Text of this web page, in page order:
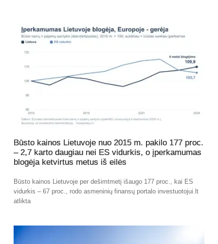
Būsto kainos Lietuvoje nuo 2015 m. pakilo 177 proc.
– 2,7 karto daugiau nei ES vidurkis, o įperkamumas
blogėja ketvirtus metus iš eilės
Būsto kainos Lietuvoje per dešimtmetį išaugo 177 proc., kai ES
vidurkis – 67 proc., rodo asmeninių finansų portalo investuotojui.lt
atlikta